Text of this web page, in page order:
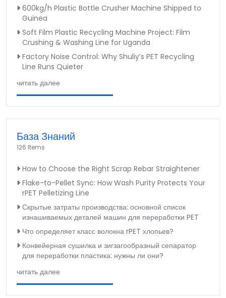
600kg/h Plastic Bottle Crusher Machine Shipped to
Guinea
Soft Film Plastic Recycling Machine Project: Film
Crushing & Washing Line for Uganda
Factory Noise Control: Why Shuliy’s PET Recycling
Line Runs Quieter
читать далее
База Знаний
126 Items
How to Choose the Right Scrap Rebar Straightener
Flake-to-Pellet Sync: How Wash Purity Protects Your
rPET Pelletizing Line
Скрытые затраты производства: основной список
изнашиваемых деталей машин для переработки PET
Что определяет класс волокна rPET хлопьев?
Конвейерная сушилка и зигзагообразный сепаратор
для переработки пластика: нужны ли они?
читать далее